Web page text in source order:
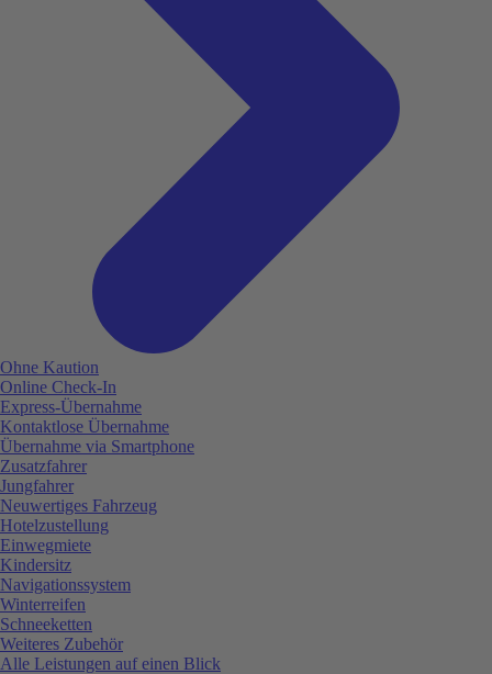
Ohne Kaution
Online Check-In
Express-Übernahme
Kontaktlose Übernahme
Übernahme via Smartphone
Zusatzfahrer
Jungfahrer
Neuwertiges Fahrzeug
Hotelzustellung
Einwegmiete
Kindersitz
Navigationssystem
Winterreifen
Schneeketten
Weiteres Zubehör
Alle Leistungen auf einen Blick